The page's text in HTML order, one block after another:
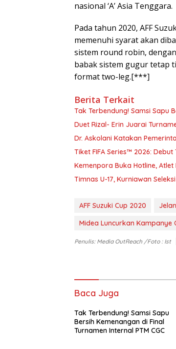
nasional ‘A’ Asia Tenggara.
Pada tahun 2020, AFF
memenuhi syarat akan
sistem round robin,
babak sistem gugur tetap
format two-leg.[***]
Berita Terkait
Tak Terbendung! Samsi Sapu
Duet Rizal- Erin Juarai
Dr. Askolani Katakan
Tiket FIFA Series™ 2026:
Kemenpora Buka Hotline,
Timnas U-17, Kurniawan
AFF Suzuki Cup 2020
Midea Luncurkan Kampanye
Penulis: Media OutReach /foto : Ist
Baca Juga
Tak Terbendung! Samsi Sapu
Bersih Kemenangan di Final
Turnamen Internal PTM CGC